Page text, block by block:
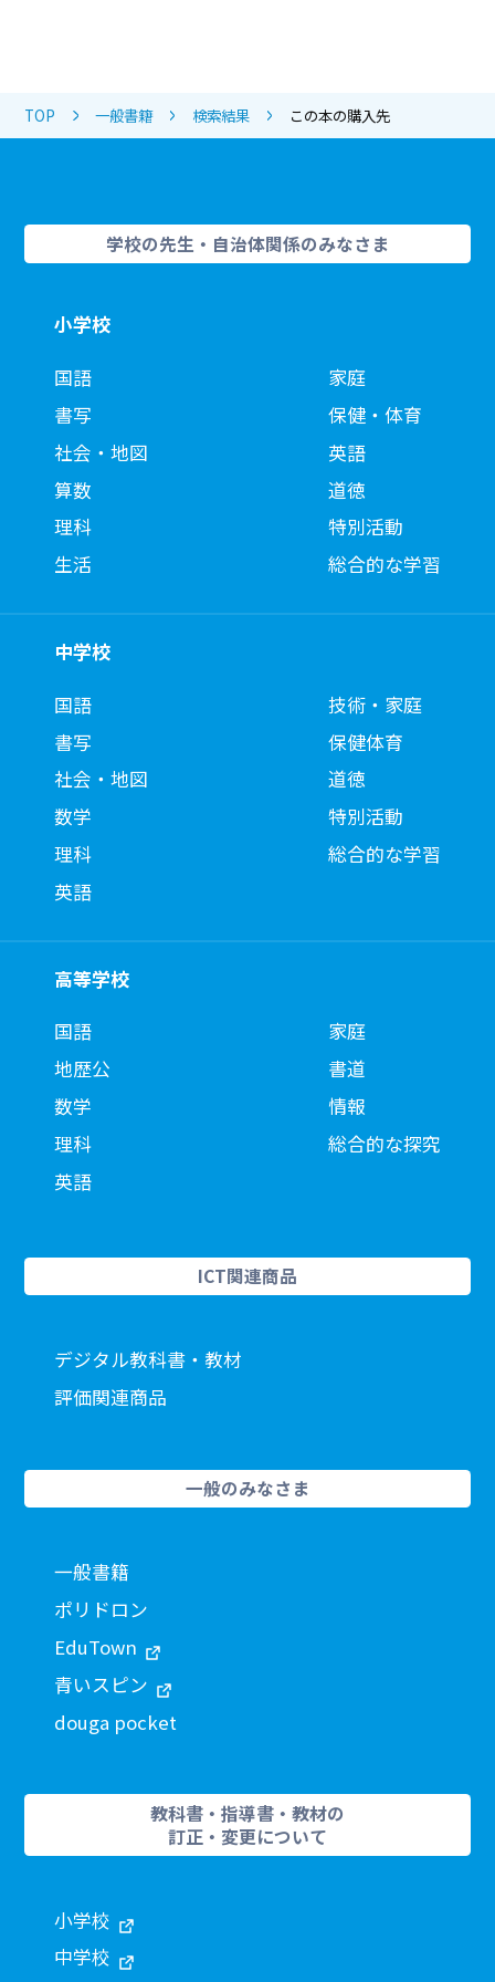
TOP 一般書籍 検索結果 この本の購入先
学校の先生・自治体関係のみなさま
小学校
国語
書写
社会・地図
算数
理科
生活
家庭
保健・体育
英語
道徳
特別活動
総合的な学習
中学校
国語
書写
社会・地図
数学
理科
英語
技術・家庭
保健体育
道徳
特別活動
総合的な学習
高等学校
国語
地歴公
数学
理科
英語
家庭
書道
情報
総合的な探究
ICT関連商品
デジタル教科書・教材
評価関連商品
一般のみなさま
一般書籍
ポリドロン
EduTown
青いスピン
douga pocket
教科書・指導書・教材の
訂正・変更について
小学校
中学校